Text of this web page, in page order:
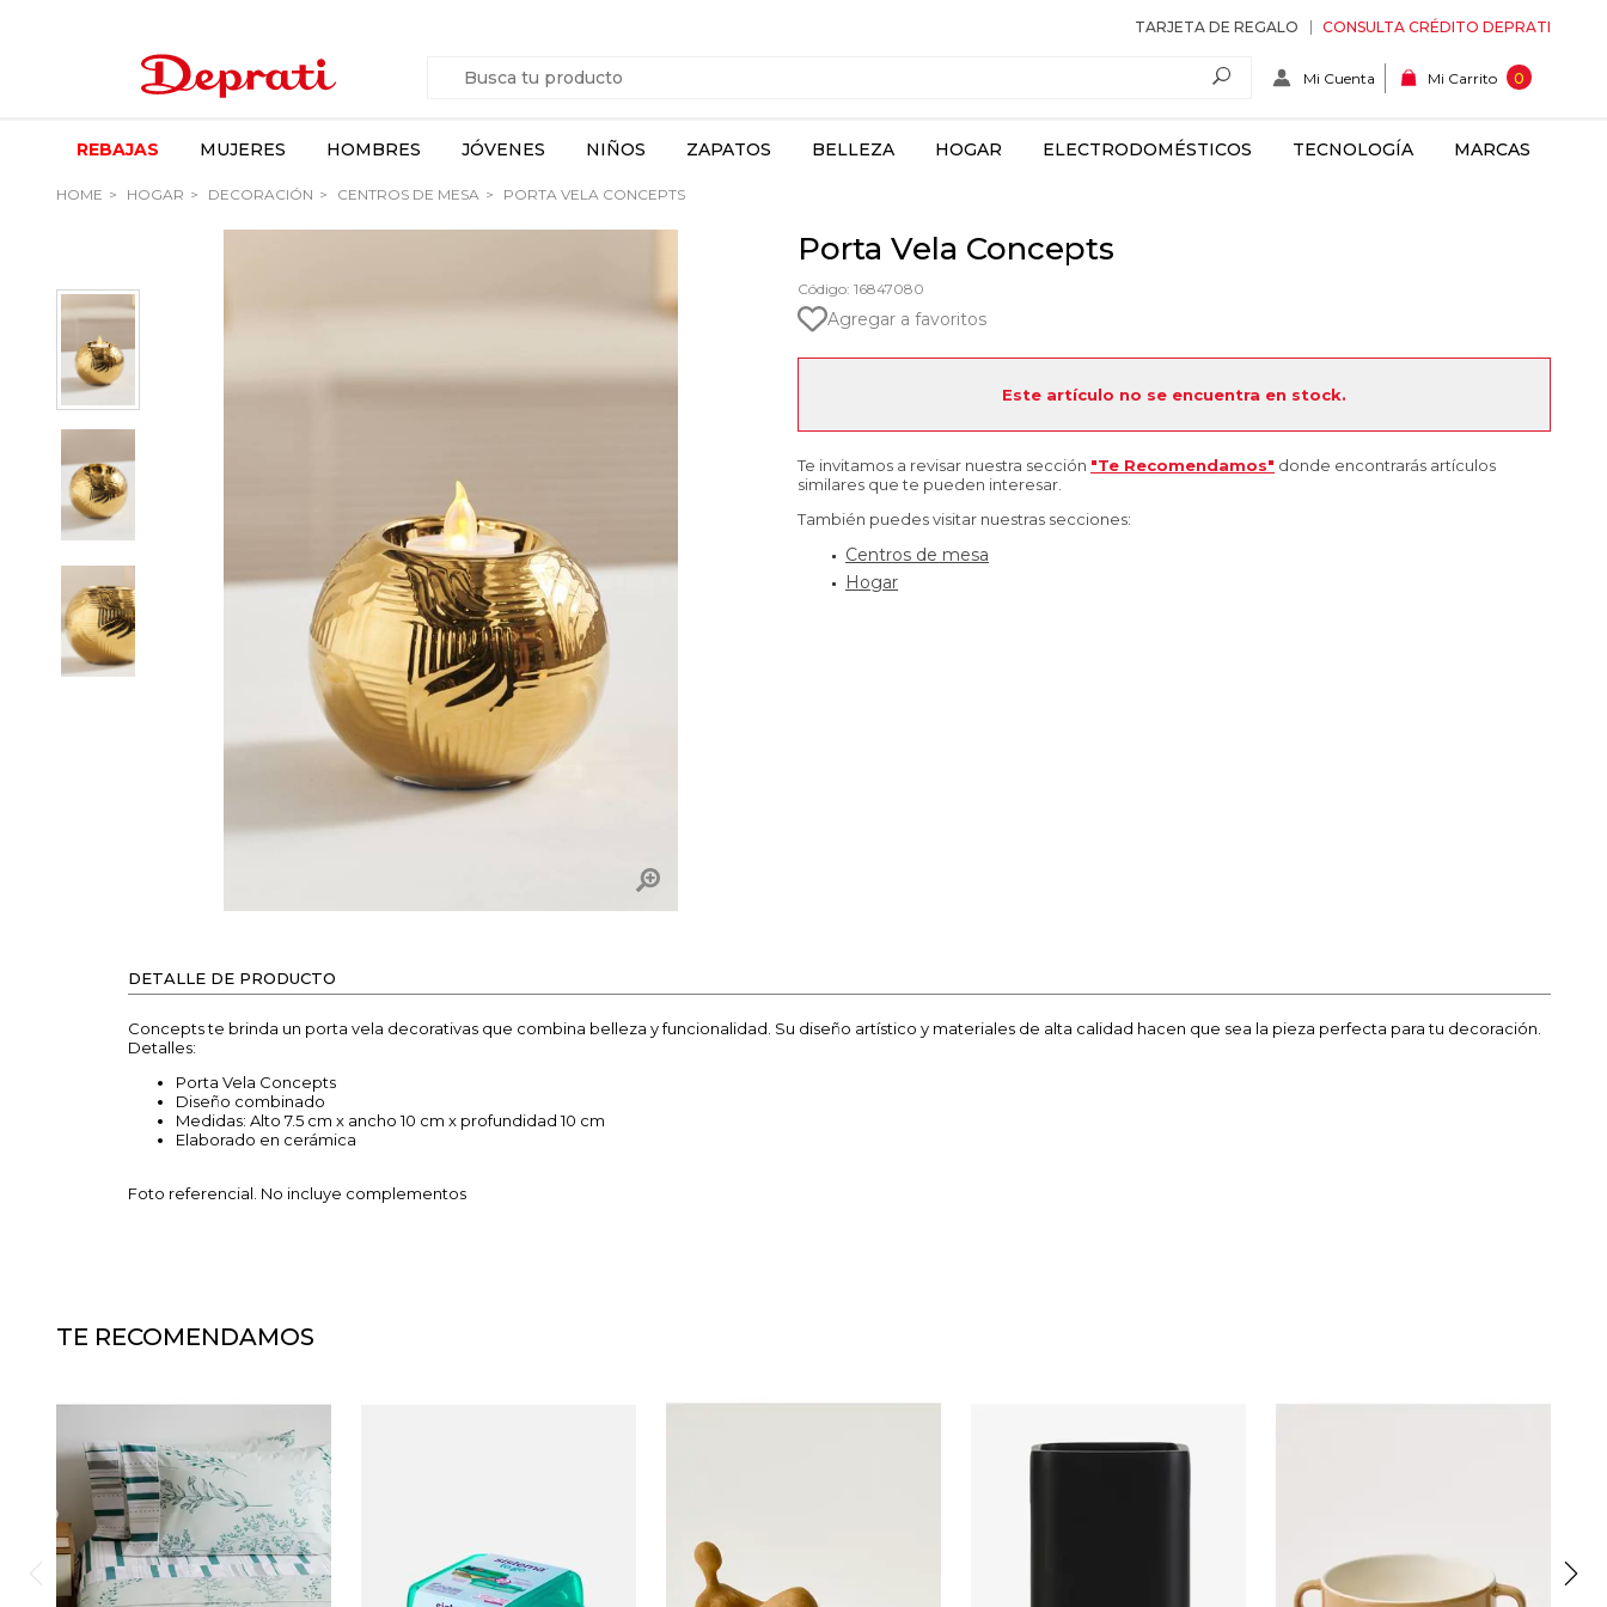
TARJETA DE REGALO CONSULTA CRÉDITO DEPRATI
Mi Cuenta Mi Carrito 0
REBAJAS MUJERES HOMBRES JÓVENES NIÑOS ZAPATOS BELLEZA HOGAR ELECTRODOMÉSTICOS TECNOLOGÍA MARCAS
HOME HOGAR DECORACIÓN CENTROS DE MESA PORTA VELA CONCEPTS
Porta Vela Concepts
Código: 16847080
Agregar a favoritos
Este artículo no se encuentra en stock.
Te invitamos a revisar nuestra sección "Te Recomendamos" donde encontrarás artículos
similares que te pueden interesar.
También puedes visitar nuestras secciones:
Centros de mesa
Hogar
DETALLE DE PRODUCTO
Concepts te brinda un porta vela decorativas que combina belleza y funcionalidad. Su diseño artístico y materiales de alta calidad hacen que sea la pieza perfecta para tu decoración.
Detalles:
Porta Vela Concepts
Diseño combinado
Medidas: Alto 7.5 cm x ancho 10 cm x profundidad 10 cm
Elaborado en cerámica
Foto referencial. No incluye complementos
TE RECOMENDAMOS